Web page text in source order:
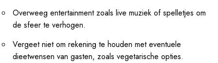
Overweeg entertainment zoals live muziek of spelletjes om
de sfeer te verhogen.
Vergeet niet om rekening te houden met eventuele
dieetwensen van gasten, zoals vegetarische opties.